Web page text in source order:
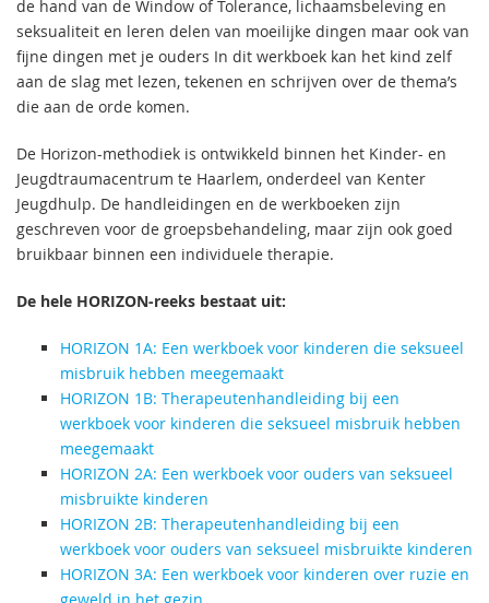
de hand van de Window of Tolerance, lichaamsbeleving en
seksualiteit en leren delen van moeilijke dingen maar ook van
fijne dingen met je ouders In dit werkboek kan het kind zelf
aan de slag met lezen, tekenen en schrijven over de thema’s
die aan de orde komen.
De Horizon-methodiek is ontwikkeld binnen het Kinder- en
Jeugdtraumacentrum te Haarlem, onderdeel van Kenter
Jeugdhulp. De handleidingen en de werkboeken zijn
geschreven voor de groepsbehandeling, maar zijn ook goed
bruikbaar binnen een individuele therapie.
De hele HORIZON-reeks bestaat uit:
HORIZON 1A: Een werkboek voor kinderen die seksueel
misbruik hebben meegemaakt
HORIZON 1B: Therapeutenhandleiding bij een
werkboek voor kinderen die seksueel misbruik hebben
meegemaakt
HORIZON 2A: Een werkboek voor ouders van seksueel
misbruikte kinderen
HORIZON 2B: Therapeutenhandleiding bij een
werkboek voor ouders van seksueel misbruikte kinderen
HORIZON 3A: Een werkboek voor kinderen over ruzie en